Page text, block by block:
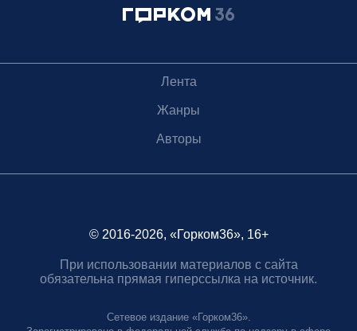
Лента
Жанры
Авторы
© 2016-2026, «Горком36», 16+
При использовании материалов с сайта
обязательна прямая гиперссылка на источник.
Сетевое издание «Горком36».